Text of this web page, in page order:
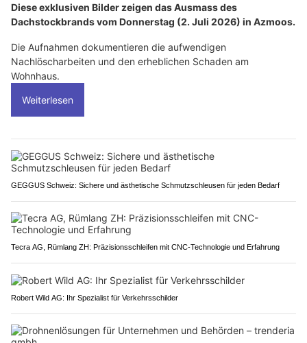
Diese exklusiven Bilder zeigen das Ausmass des
Dachstockbrands vom Donnerstag (2. Juli 2026) in Azmoos.
Die Aufnahmen dokumentieren die aufwendigen
Nachlöscharbeiten und den erheblichen Schaden am
Wohnhaus.
Weiterlesen
GEGGUS Schweiz: Sichere und ästhetische Schmutzschleusen für jeden Bedarf
Tecra AG, Rümlang ZH: Präzisionsschleifen mit CNC-Technologie und Erfahrung
Robert Wild AG: Ihr Spezialist für Verkehrsschilder